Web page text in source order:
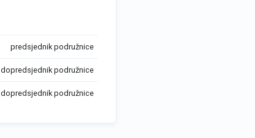
predsjednik podružnice
dopredsjednik podružnice
dopredsjednik podružnice